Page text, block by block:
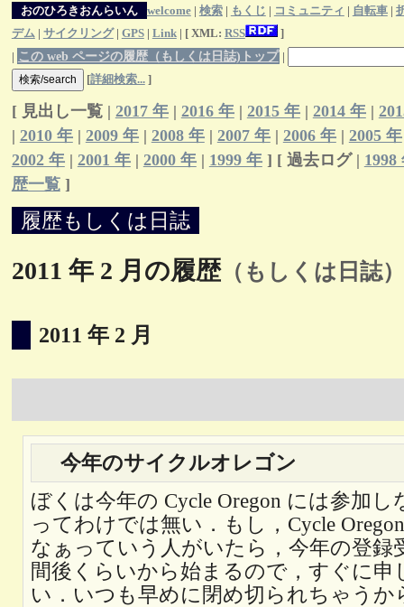
おのひろきおんらいん welcome| 検索| もくじ コミュニティ 自転車|
デム| サイクリング| GPS| Link| [ XML: RSS
]
この web ページの履歴（もしくは日誌)トップ
[詳細検索...]
[ 見出し一覧 | 2017 年| 2016 年| 2015 年| 2014 年|
| 2010 年| 2009 年| 2008 年| 2007 年| 2006 年| 2005 年
2002 年| 2001 年| 2000 年| 1999 年] [ 過去ログ | 1998
歴一覧]
履歴もしくは日誌
2011 年 2 月の履歴（もしくは日誌）
2011 年 2 月
今年のサイクルオレゴン
ぼくは今年の Cycle Oregon には参加し
ってわけでは無い．もし，Cycle
なぁっていう人がいたら，今年の登録
間後くらいから始まるので，すぐに申
い．いつも早めに閉め切られちゃうか